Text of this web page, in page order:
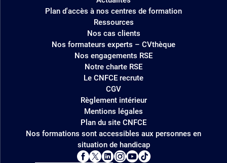
Plan d'accès à nos centres de formation
Ressources
Nos cas clients
Nos formateurs experts – CVthèque
Nos engagements RSE
Notre charte RSE
Le CNFCE recrute
CGV
Règlement intérieur
Mentions légales
Plan du site CNFCE
Nos formations sont accessibles aux personnes en
situation de handicap